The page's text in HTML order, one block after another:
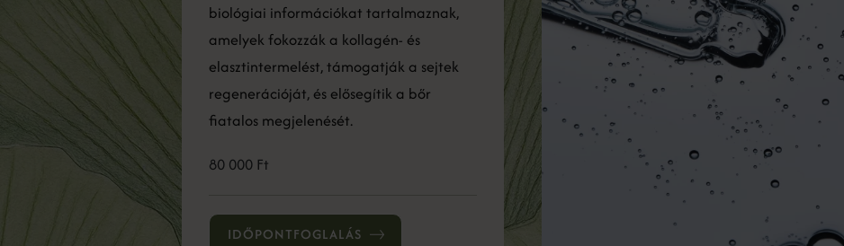
biológiai információkat tartalmaznak,
amelyek fokozzák a kollagén- és
elasztintermelést, támogatják a sejtek
regenerációját, és elősegítik a bőr
fiatalos megjelenését.
80 000 Ft
IDŐPONTFOGLALÁS